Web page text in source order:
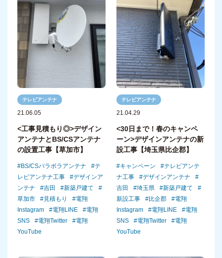
テレビアンテナ
21.06.05
<工事見積もり◎>デザイン
アンテナとBS/CSアンテナ
の設置工事【草加市】
BS/CSパラボラアンテナ
テ
レビアンテナ工事
デザインア
ンテナ
吉田
新築戸建て
草加市
見積もり
電翔
Instagram
電翔LINE
電翔
SNS
電翔Twitter
電翔
YouTube
テレビアンテナ
21.04.29
<30日まで！春のキャンペ
ーン>デザインアンテナの新
設工事【埼玉県比企郡】
キャンペーン
テレビアンテ
ナ工事
デザインアンテナ
吉田
埼玉県
新築戸建て
新設工事
比企郡
電翔
Instagram
電翔LINE
電翔
SNS
電翔Twitter
電翔
YouTube